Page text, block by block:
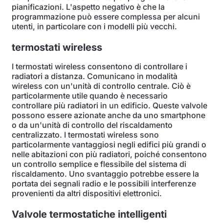
pianificazioni. L'aspetto negativo è che la
programmazione può essere complessa per alcuni
utenti, in particolare con i modelli più vecchi.
termostati wireless
I termostati wireless consentono di controllare i
radiatori a distanza. Comunicano in modalità
wireless con un'unità di controllo centrale. Ciò è
particolarmente utile quando è necessario
controllare più radiatori in un edificio. Queste valvole
possono essere azionate anche da uno smartphone
o da un'unità di controllo del riscaldamento
centralizzato. I termostati wireless sono
particolarmente vantaggiosi negli edifici più grandi o
nelle abitazioni con più radiatori, poiché consentono
un controllo semplice e flessibile del sistema di
riscaldamento. Uno svantaggio potrebbe essere la
portata dei segnali radio e le possibili interferenze
provenienti da altri dispositivi elettronici.
Valvole termostatiche intelligenti